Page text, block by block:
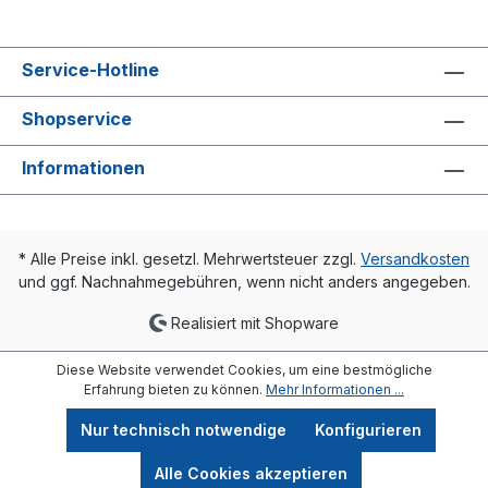
Tauchrohr(Einschraublänge 85 mm).
Service-Hotline
Shopservice
Informationen
* Alle Preise inkl. gesetzl. Mehrwertsteuer zzgl. Versandkosten
und ggf. Nachnahmegebühren, wenn nicht anders angegeben.
Realisiert mit Shopware
Diese Website verwendet Cookies, um eine bestmögliche
Erfahrung bieten zu können. Mehr Informationen ...
Nur technisch notwendige Konfigurieren
Alle Cookies akzeptieren